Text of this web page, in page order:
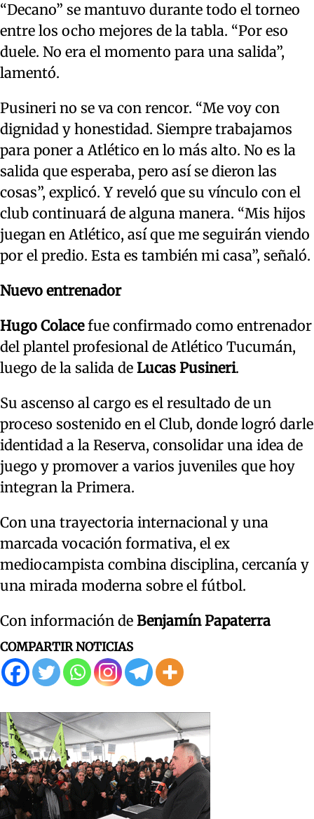
“Decano” se mantuvo durante todo el torneo
entre los ocho mejores de la tabla. “Por eso
duele. No era el momento para una salida”,
lamentó.
Pusineri no se va con rencor. “Me voy con
dignidad y honestidad. Siempre trabajamos
para poner a Atlético en lo más alto. No es la
salida que esperaba, pero así se dieron las
cosas”, explicó. Y reveló que su vínculo con el
club continuará de alguna manera. “Mis hijos
juegan en Atlético, así que me seguirán viendo
por el predio. Esta es también mi casa”, señaló.
Nuevo entrenador
Hugo Colacefue confirmado como entrenador
del plantel profesional de Atlético Tucumán,
luego de la salida de Lucas Pusineri.
Su ascenso al cargo es el resultado de un
proceso sostenido en el Club, donde logró darle
identidad a la Reserva, consolidar una idea de
juego y promover a varios juveniles que hoy
integran la Primera.
Con una trayectoria internacional y una
marcada vocación formativa, el ex
mediocampista combina disciplina, cercanía y
una mirada moderna sobre el fútbol.
Con información de Benjamín Papaterra
COMPARTIR NOTICIAS